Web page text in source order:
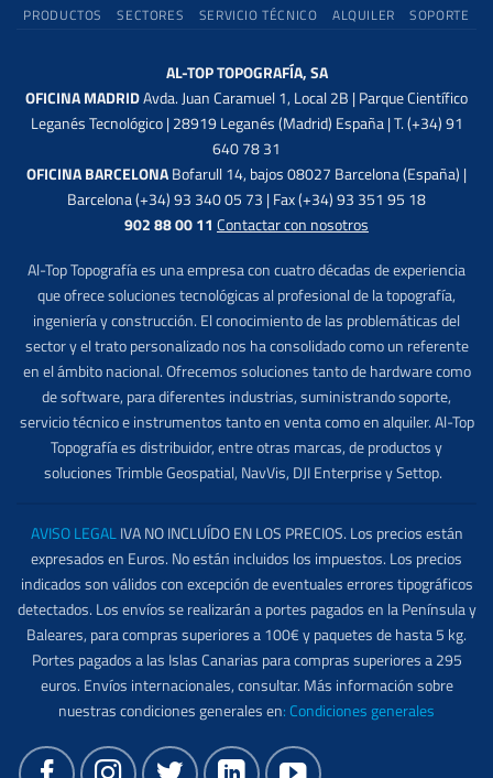
PRODUCTOS SECTORES SERVICIO TÉCNICO ALQUILER SOPORTE
AL-TOP TOPOGRAFÍA, SA
OFICINA MADRIDAvda. Juan Caramuel 1, Local 2B | Parque Científico
Leganés Tecnológico | 28919 Leganés (Madrid) España | T. (+34) 91
640 78 31
OFICINA BARCELONABofarull 14, bajos 08027 Barcelona (España) |
Barcelona (+34) 93 340 05 73 | Fax (+34) 93 351 95 18
902 88 00 11 Contactar con nosotros
Al-Top Topografía es una empresa con cuatro décadas de experiencia
que ofrece soluciones tecnológicas al profesional de la topografía,
ingeniería y construcción. El conocimiento de las problemáticas del
sector y el trato personalizado nos ha consolidado como un referente
en el ámbito nacional. Ofrecemos soluciones tanto de hardware como
de software, para diferentes industrias, suministrando soporte,
servicio técnico e instrumentos tanto en venta como en alquiler. Al-Top
Topografía es distribuidor, entre otras marcas, de productos y
soluciones Trimble Geospatial, NavVis, DJI Enterprise y Settop.
AVISO LEGALIVA NO INCLUÍDO EN LOS PRECIOS. Los precios están
expresados en Euros. No están incluidos los impuestos. Los precios
indicados son válidos con excepción de eventuales errores tipográficos
detectados. Los envíos se realizarán a portes pagados en la Península y
Baleares, para compras superiores a 100€ y paquetes de hasta 5 kg.
Portes pagados a las Islas Canarias para compras superiores a 295
euros. Envíos internacionales, consultar. Más información sobre
nuestras condiciones generales en: Condiciones generales